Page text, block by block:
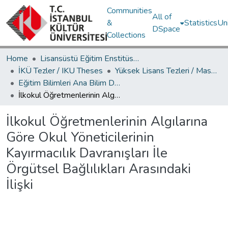
Communities
&
Collections
All of
DSpace
Statistics
Home
Lisansüstü Eğitim Enstitüsü / Postgraduate Education Institute
İKÜ Tezler / IKU Theses
Yüksek Lisans Tezleri / Master's Theses
Eğitim Bilimleri Ana Bilim Dalı / Department of Educational Sciences
İlkokul Öğretmenlerinin Algılarına Göre Okul Yöneticilerinin Kayırmacılık Davranışları İle Örgütsel Bağlılıkları Arasındaki İlişki
İlkokul Öğretmenlerinin Algılarına
Göre Okul Yöneticilerinin
Kayırmacılık Davranışları İle
Örgütsel Bağlılıkları Arasındaki
İlişki